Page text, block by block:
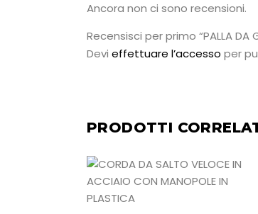
Ancora non ci sono recensioni.
Recensisci per primo “PALLA DA
Devi effettuare l’accesso per
PRODOTTI